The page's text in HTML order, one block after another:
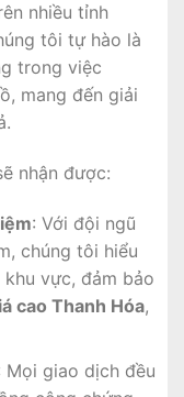
nhiều tỉnh
tôi tự hào là
trong việc
mang đến giải
nhận được:
: Với đội ngũ
chúng tôi hiểu
vực, đảm bảo
cao Thanh Hóa,
Mọi giao dịch đều